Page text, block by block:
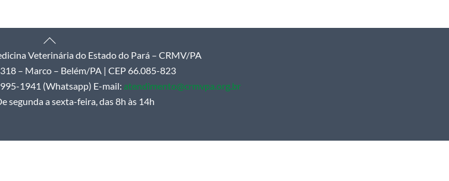
Back
To
Top
Veterinária do Estado do Pará – CRMV/PA
– Marco – Belém/PA | CEP 66.085-823
1941 (Whatsapp) E-mail: atendimento@crmvpa.org.br
segunda a sexta-feira, das 8h às 14h